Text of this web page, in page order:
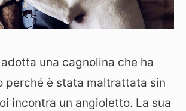
una cagnolina che ha
perché è stata maltrattata sin
incontra un angioletto. La sua